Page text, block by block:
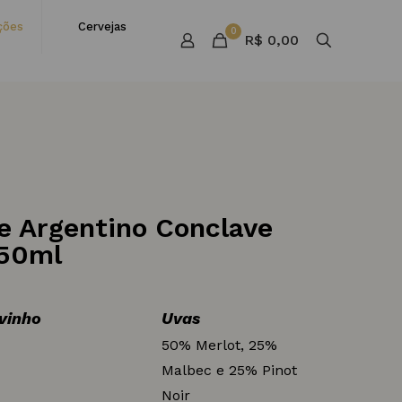
Cervejas 0
R$ 0,00
Argentino Conclave
Uvas
50% Merlot, 25%
Malbec e 25% Pinot
Noir